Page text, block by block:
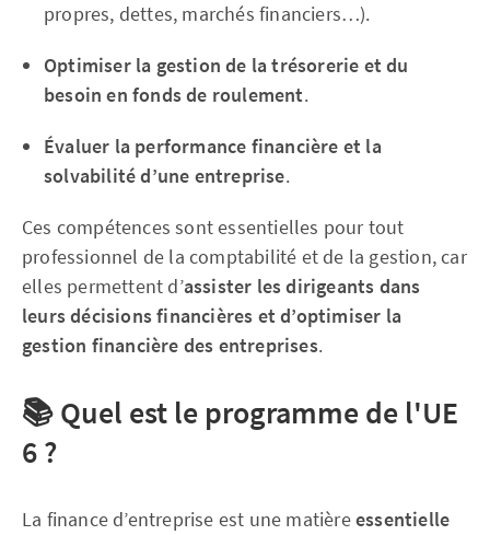
propres, dettes, marchés financiers…).
Optimiser la gestion de la trésorerie et du
besoin en fonds de roulement.
Évaluer la performance financière et la
solvabilité d’une entreprise.
Ces compétences sont essentielles pour tout
professionnel de la comptabilité et de la gestion, car
elles permettent d’assister les dirigeants dans
leurs décisions financières et d’optimiser la
gestion financière des entreprises.
📚Quel est le programme de l'UE
6 ?
La finance d’entreprise est une matièreessentielle